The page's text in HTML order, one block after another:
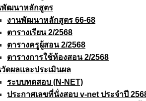
พัฒนาหลักสูตร
งานพัฒนาหลักสูตร 66-68
ตารางเรียน 2/2568
ตารางครูผู้สอน 2/2568
ตารางการใช้ห้องสอน 2/2568
ดผลเเละประเมินผล
ระบบทดสอบ (N-NET)
ประกาศเลขที่นั่งสอบ v-net ประจำปี